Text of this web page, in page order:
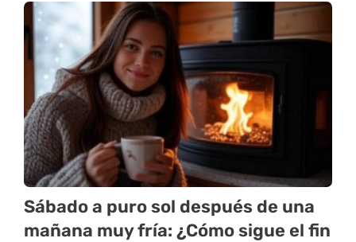
Sábado a puro sol después de una
mañana muy fría: ¿Cómo sigue el fin